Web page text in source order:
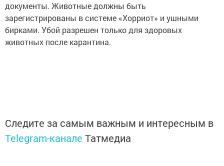
документы. Животные должны быть
зарегистрированы в системе «Хорриот» и ушными
бирками. Убой разрешен только для здоровых
животных после карантина.
Следите за самым важным и интересным в
Telegram-канале Татмедиа